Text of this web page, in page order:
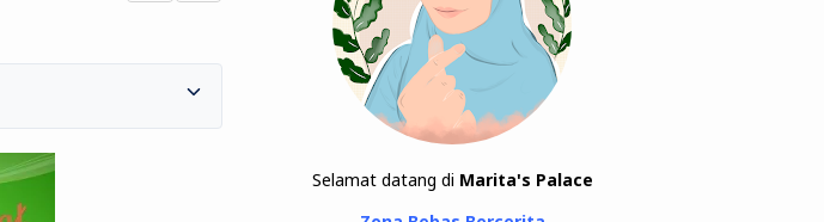
Selamat datang di Marita's Palace